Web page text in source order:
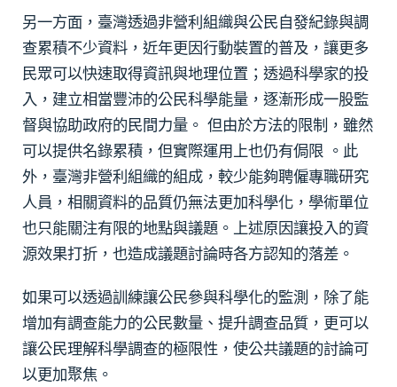
另一方面，臺灣透過非營利組織與公民自發紀錄與調
查累積不少資料，近年更因行動裝置的普及，讓更多
民眾可以快速取得資訊與地理位置；透過科學家的投
入，建立相當豐沛的公民科學能量，逐漸形成一股監
督與協助政府的民間力量。 但由於方法的限制，雖然
可以提供名錄累積，但實際運用上也仍有侷限 。此
外，臺灣非營利組織的組成，較少能夠聘僱專職研究
人員，相關資料的品質仍無法更加科學化，學術單位
也只能關注有限的地點與議題。上述原因讓投入的資
源效果打折，也造成議題討論時各方認知的落差。
如果可以透過訓練讓公民參與科學化的監測，除了能
增加有調查能力的公民數量、提升調查品質，更可以
讓公民理解科學調查的極限性，使公共議題的討論可
以更加聚焦。